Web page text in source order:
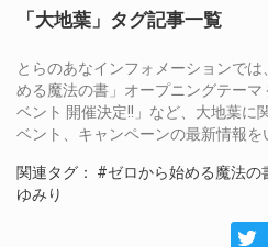
「大地葉」タグ記事一覧
とらのあなインフォメーションで
める魔法の書」オープニングテー
ベント 開催決定!!」など、大地葉に
ベント、キャンペーンの最新情報を
関連タグ： #ゼロから始める魔法の
ゆみり